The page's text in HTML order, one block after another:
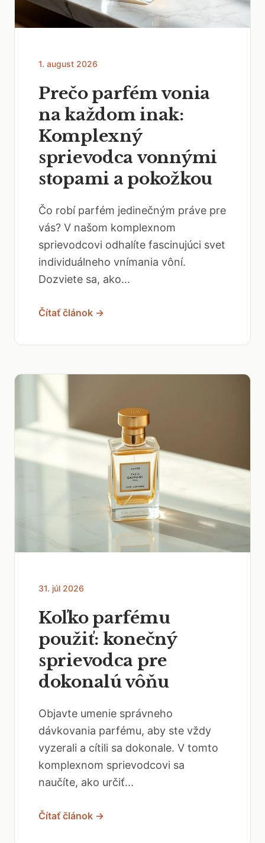
1. august 2026
Prečo parfém vonia
na každom inak:
Komplexný
sprievodca vonnými
stopami a pokožkou
Čo robí parfém jedinečným práve pre
vás? V našom komplexnom
sprievodcovi odhalíte fascinujúci svet
individuálneho vnímania vôní.
Dozviete sa, ako...
Čítať článok →
31. júl 2026
Koľko parfému
použiť: konečný
sprievodca pre
dokonalú vôňu
Objavte umenie správneho
dávkovania parfému, aby ste vždy
vyzerali a cítili sa dokonale. V tomto
komplexnom sprievodcovi sa
naučíte, ako určiť...
Čítať článok →